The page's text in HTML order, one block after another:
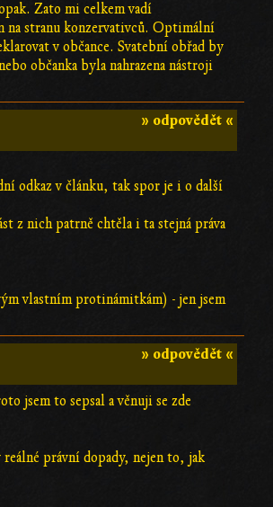
Zato mi celkem vadí
na stranu konzervativců. Optimální
v občance. Svatební obřad by
občanka byla nahrazena nástroji
» odpovědět «
odkaz v článku, tak spor je i o další
z nich patrně chtěla i ta stejná práva
vlastním protinámitkám) - jen jsem
» odpovědět «
jsem to sepsal a věnuji se zde
právní dopady, nejen to, jak